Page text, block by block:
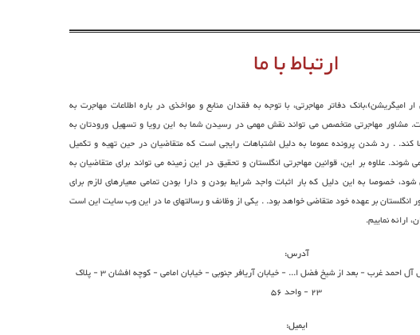
ارتباط با ما
امیگریشن)،بانک دفاتر مهاجرتی، با توجه به فقدان منابع و مواخذی در باره اطلاعات مهاجرت به
مشاور مهاجرتی متخصص می تواند نقش مهمی در رسیدن شما به این رویا و تسهیل ورودتان به
کند. . رد شدن پرونده عموما به دلیل اشتباهات رایجی است که متقاضیان در حین تهیه و تکمیل
علاوه بر این، قوانین مهاجرتی انگلستان و تحقیق در این زمینه می تواند برای متقاضیان به
خصوصا به این دلیل که بار اثبات واجد شرایط بودن و دارا بودن تمامی معیارهای لازم برای
بر عهده خود متقاضی خواهد بود. . یکی از وظائف و رسالتهای ما در این وب سایت این است
ارائه نماییم.
آدرس:
آدرس : تهران - بزرگراه جلال آل احمد غرب - بعد از شیخ فضل ا... - خیابان آریافر جنوبی - خیابان امامی - کوچه افشان 3 - پلاک
23 - واحد 56
ایمیل: